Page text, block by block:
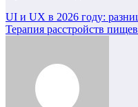
Навигация
по
UI и UX в 2026 году:
Терапия расстройств